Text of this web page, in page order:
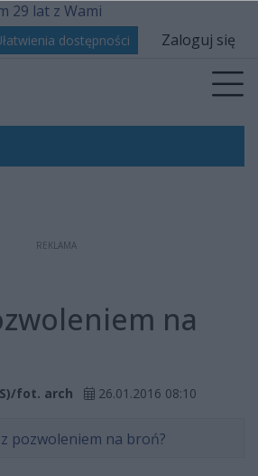
dostępności Zaloguj się
REKLAMA
na
fot. arch 26.01.2016 08:10